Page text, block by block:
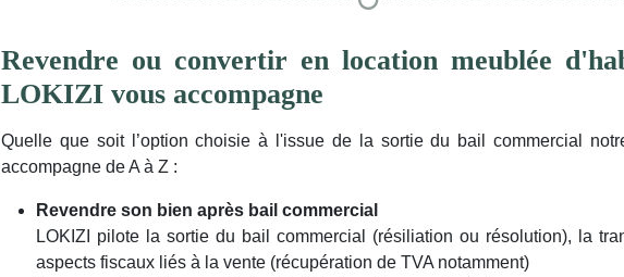
Revendre ou convertir en location meublée
LOKIZI vous accompagne
Quelle que soit l’option choisie à l'issue de la sortie du bail commercial
accompagne de A à Z :
Revendre son bien après bail commercial
LOKIZI pilote la sortie du bail commercial (résiliation ou résolution), la
aspects fiscaux liés à la vente (récupération de TVA notamment)